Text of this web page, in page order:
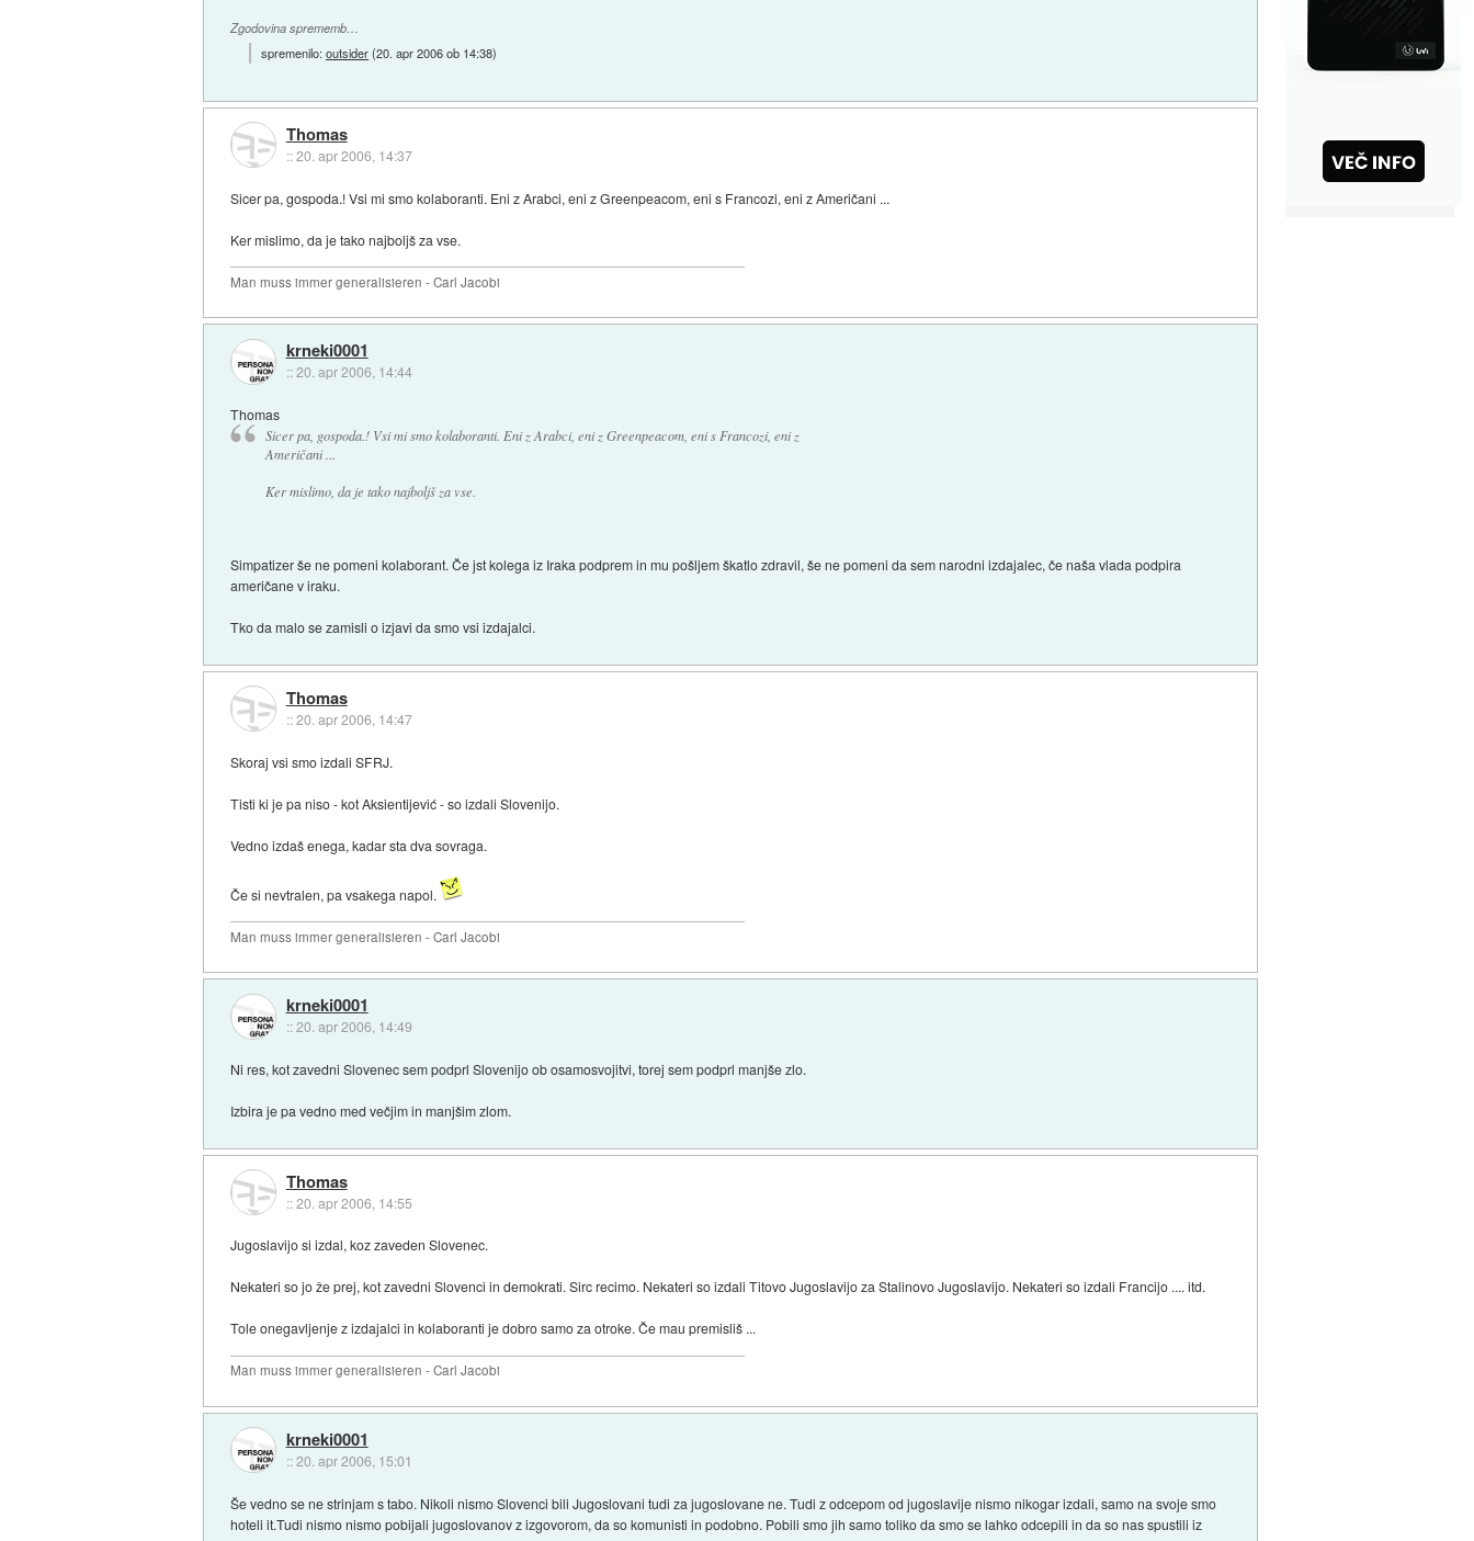
Zgodovina sprememb…
spremenilo:outsider(20. apr 2006 ob 14:38)
Thomas
::20. apr 2006, 14:37
Sicer pa, gospoda.! Vsi mi smo kolaboranti. Eni z Arabci, eni z Greenpeacom, eni s Francozi, eni z Američani ...
Ker mislimo, da je tako najboljš za vse.
Man muss immer generalisieren - Carl Jacobi
krneki0001
::20. apr 2006, 14:44
Thomas
Sicer pa, gospoda.! Vsi mi smo kolaboranti. Eni z Arabci, eni z Greenpeacom, eni s Francozi, eni z
Američani ...
Ker mislimo, da je tako najboljš za vse.
Simpatizer še ne pomeni kolaborant. Če jst kolega iz Iraka podprem in mu pošljem škatlo zdravil, še ne pomeni da sem narodni izdajalec, če naša vlada podpira
američane v iraku.
Tko da malo se zamisli o izjavi da smo vsi izdajalci.
Thomas
::20. apr 2006, 14:47
Skoraj vsi smo izdali SFRJ.
Tisti ki je pa niso - kot Aksientijević - so izdali Slovenijo.
Vedno izdaš enega, kadar sta dva sovraga.
Če si nevtralen, pa vsakega napol.
Man muss immer generalisieren - Carl Jacobi
krneki0001
::20. apr 2006, 14:49
Ni res, kot zavedni Slovenec sem podprl Slovenijo ob osamosvojitvi, torej sem podprl manjše zlo.
Izbira je pa vedno med večjim in manjšim zlom.
Thomas
::20. apr 2006, 14:55
Jugoslavijo si izdal, koz zaveden Slovenec.
Nekateri so jo že prej, kot zavedni Slovenci in demokrati. Sirc recimo. Nekateri so izdali Titovo Jugoslavijo za Stalinovo Jugoslavijo. Nekateri so izdali Francijo .... itd.
Tole onegavljenje z izdajalci in kolaboranti je dobro samo za otroke. Če mau premisliš ...
Man muss immer generalisieren - Carl Jacobi
krneki0001
::20. apr 2006, 15:01
Še vedno se ne strinjam s tabo. Nikoli nismo Slovenci bili Jugoslovani tudi za jugoslovane ne. Tudi z odcepom od jugoslavije nismo nikogar izdali, samo na svoje smo
hoteli it.Tudi nismo nismo pobijali jugoslovanov z izgovorom, da so komunisti in podobno. Pobili smo jih samo toliko da smo se lahko odcepili in da so nas spustili iz